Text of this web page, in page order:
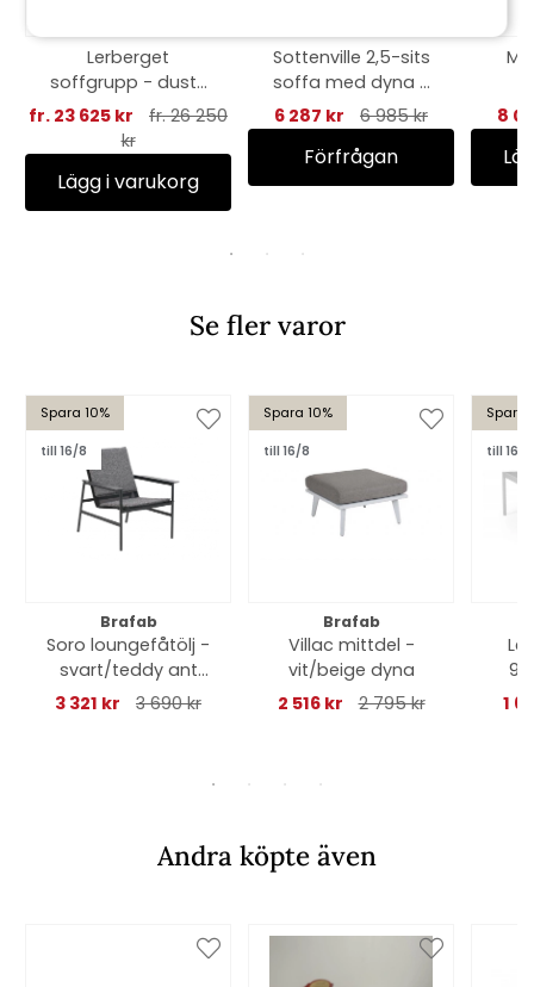
Lerberget
soffgrupp - dusty
green/ash dyna
fr. 23 625 kr
fr. 26 250
kr
Lägg i varukorg
Sottenville 2,5-sits
soffa med dyna -
vit
6 287 kr 6 985 kr
Förfrågan
8
Se fler varor
Spara 10%
till 16/8
Brafab
Soro loungefåtölj -
svart/teddy ant
dyna
3 321 kr 3 690 kr
Spara 10%
till 16/8
Brafab
Villac mittdel -
vit/beige dyna
2 516 kr
2 795 kr
Spara
till 16/8
1
Andra köpte även